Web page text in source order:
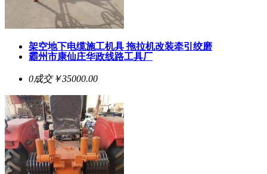
架空地下电缆施工机具 拖拉机改装牵引绞磨
霸州市康仙庄华政线路工具厂
0成交￥35000.00